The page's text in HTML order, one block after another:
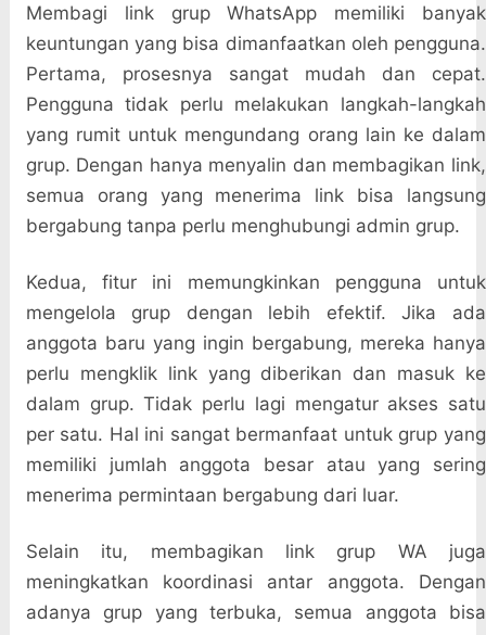
Membagi link grup WhatsApp memiliki banyak
keuntungan yang bisa dimanfaatkan oleh pengguna.
Pertama, prosesnya sangat mudah dan cepat.
Pengguna tidak perlu melakukan langkah-langkah
yang rumit untuk mengundang orang lain ke dalam
grup. Dengan hanya menyalin dan membagikan link,
semua orang yang menerima link bisa langsung
bergabung tanpa perlu menghubungi admin grup.
Kedua, fitur ini memungkinkan pengguna untuk
mengelola grup dengan lebih efektif. Jika ada
anggota baru yang ingin bergabung, mereka hanya
perlu mengklik link yang diberikan dan masuk ke
dalam grup. Tidak perlu lagi mengatur akses satu
per satu. Hal ini sangat bermanfaat untuk grup yang
memiliki jumlah anggota besar atau yang sering
menerima permintaan bergabung dari luar.
Selain itu, membagikan link grup WA juga
meningkatkan koordinasi antar anggota. Dengan
adanya grup yang terbuka, semua anggota bisa